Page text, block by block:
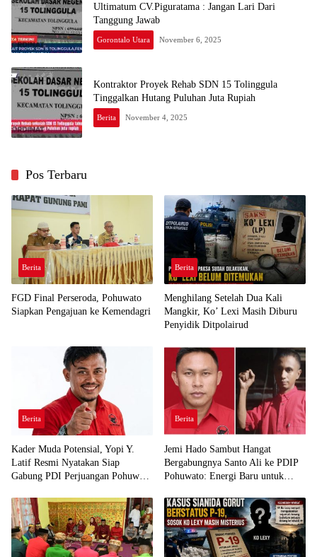
Ultimatum CV.Piguratama : Jangan Lari Dari
Tanggung Jawab
Gorontalo Utara November 6, 2025
Kontraktor Proyek Rehab SDN 15 Tolinggula
Tinggalkan Hutang Puluhan Juta Rupiah
Berita November 4, 2025
Pos Terbaru
Berita
FGD Final Perseroda, Pohuwato
Siapkan Pengajuan ke Kemendagri
Berita
Menghilang Setelah Dua Kali
Mangkir, Ko’ Lexi Masih Diburu
Penyidik Ditpolairud
Berita
Kader Muda Potensial, Yopi Y.
Latif Resmi Nyatakan Siap
Gabung PDI Perjuangan Pohuwato
Berita
Jemi Hado Sambut Hangat
Bergabungnya Santo Ali ke PDIP
Pohuwato: Energi Baru untuk